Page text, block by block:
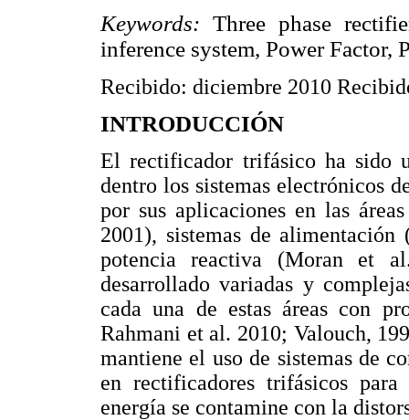
Keywords: Three phase
inference system, Power
Recibido: diciembre 2010
INTRODUCCIÓN
El rectificador trifásico ha sido
dentro los sistemas electrónicos
por sus aplicaciones en las
2001), sistemas de
potencia reactiva (Moran et
desarrollado variadas y
cada una de estas áreas con
Rahmani et al. 2010; Valouch,
mantiene el uso de sistemas de
en rectificadores trifásicos
energía se contamine con la